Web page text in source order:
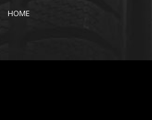
HOME